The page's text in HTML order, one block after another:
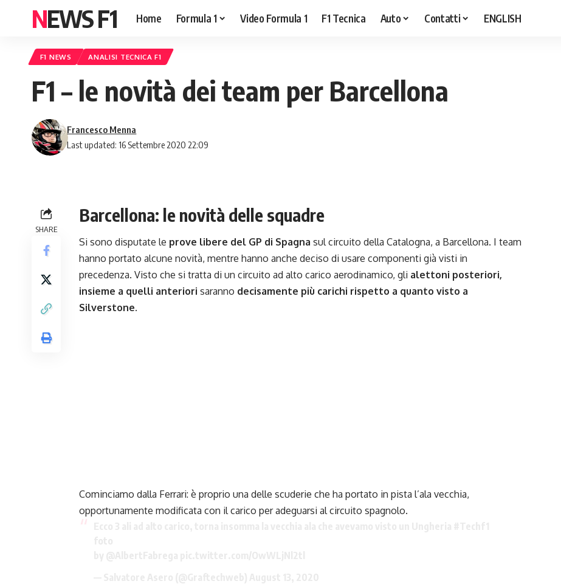
NEWS F1 Home Formula 1 Video Formula 1 F1 Tecnica Auto Contatti ENGLISH
F1 NEWS ANALISI TECNICA F1
F1 – le novità dei team per Barcellona
Last updated: 16 Settembre 2020 22:09
Francesco Menna
SHARE
Barcellona: le novità delle squadre
Si sono disputate le prove libere del GP di Spagna sul circuito della Catalogna, a Barcellona. I team
hanno portato alcune novità, mentre hanno anche deciso di usare componenti già visti in
precedenza. Visto che si tratta di un circuito ad alto carico aerodinamico, gli alettoni posteriori,
insieme a quelli anteriori saranno decisamente più carichi rispetto a quanto visto a
Silverstone.
Cominciamo dalla Ferrari: è proprio una delle scuderie che ha portato in pista l’ala vecchia,
opportunamente modificata con il carico per adeguarsi al circuito spagnolo.